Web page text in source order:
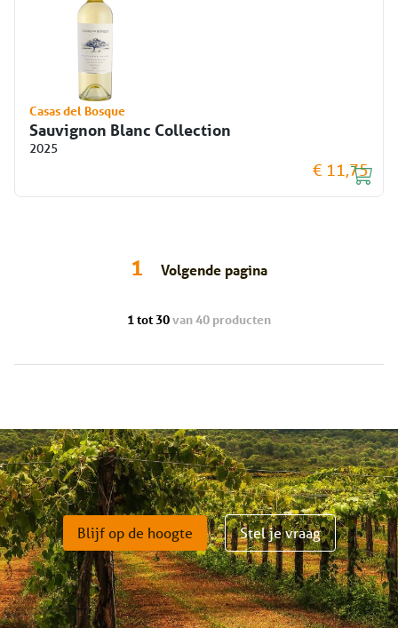
Casas del Bosque
Sauvignon Blanc Collection
2025
€ 11,75
1 Volgende pagina
1 tot 30van 40 producten
Blijf op de hoogte Stel je vraag